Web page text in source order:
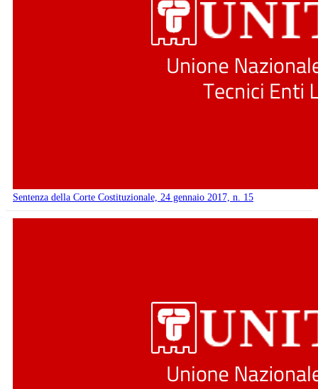
Sentenza della Corte Costituzionale, 24 gennaio 2017, n. 15